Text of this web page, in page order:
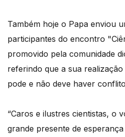
Também hoje o Papa enviou
participantes do encontro
promovido pela comunidade
referindo que a sua
pode e não deve haver
“Caros e ilustres cientistas, o
grande presente de